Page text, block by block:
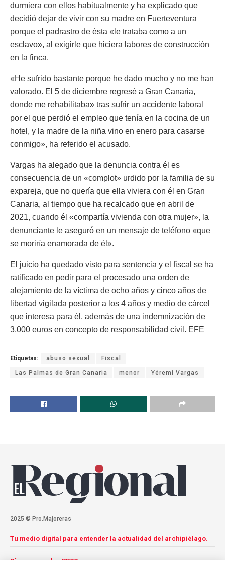
durmiera con ellos habitualmente y ha explicado que
decidió dejar de vivir con su madre en Fuerteventura
porque el padrastro de ésta «le trataba como a un
esclavo», al exigirle que hiciera labores de construcción
en la finca.
«He sufrido bastante porque he dado mucho y no me han
valorado. El 5 de diciembre regresé a Gran Canaria,
donde me rehabilitaba» tras sufrir un accidente laboral
por el que perdió el empleo que tenía en la cocina de un
hotel, y la madre de la niña vino en enero para casarse
conmigo», ha referido el acusado.
Vargas ha alegado que la denuncia contra él es
consecuencia de un «complot» urdido por la familia de su
expareja, que no quería que ella viviera con él en Gran
Canaria, al tiempo que ha recalcado que en abril de
2021, cuando él «compartía vivienda con otra mujer», la
denunciante le aseguró en un mensaje de teléfono «que
se moriría enamorada de él».
El juicio ha quedado visto para sentencia y el fiscal se ha
ratificado en pedir para el procesado una orden de
alejamiento de la víctima de ocho años y cinco años de
libertad vigilada posterior a los 4 años y medio de cárcel
que interesa para él, además de una indemnización de
3.000 euros en concepto de responsabilidad civil. EFE
Etiquetas: abuso sexual Fiscal
Las Palmas de Gran Canaria menor Yéremi Vargas
2025 © Pro.Majoreras
Tu medio digital para entender la actualidad del archipiélago.
Síguenos en las RRSS